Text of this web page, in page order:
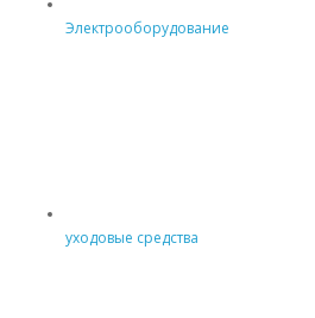
Электрооборудование
уходовые средства